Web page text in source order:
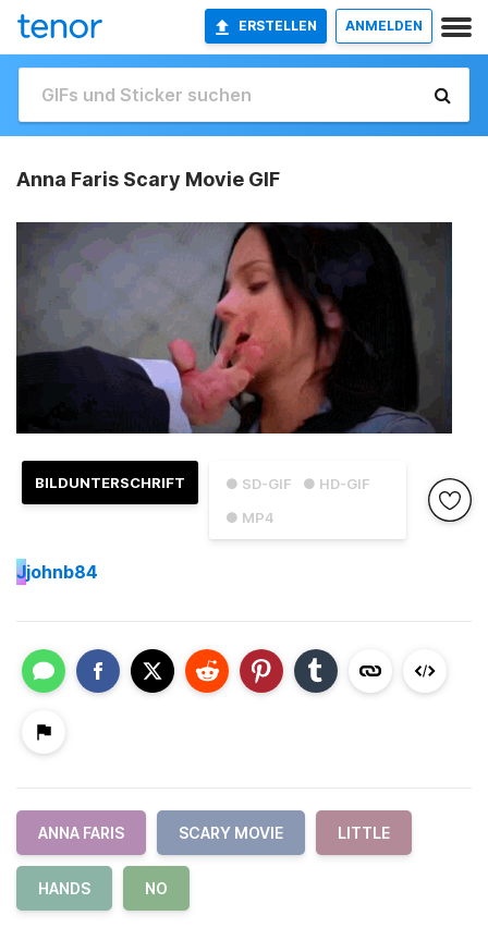
ERSTELLEN ANMELDEN
Anna Faris Scary Movie GIF
● SD-GIF
● HD-GIF
● MP4
BILDUNTERSCHRIFT
Jjohnb84
ANNA FARIS SCARY MOVIE LITTLE
HANDS NO